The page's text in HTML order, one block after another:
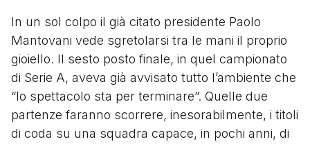
In un sol colpo il già citato presidente Paolo
Mantovani vede sgretolarsi tra le mani il proprio
gioiello. Il sesto posto finale, in quel campionato
di Serie A, aveva già avvisato tutto l’ambiente che
“lo spettacolo sta per terminare”. Quelle due
partenze faranno scorrere, inesorabilmente, i titoli
di coda su una squadra capace, in pochi anni, di